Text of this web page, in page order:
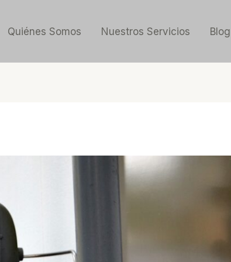
Quiénes Somos Nuestros Servicios Blog